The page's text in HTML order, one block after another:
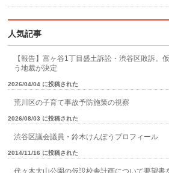
人気記事
【報告】富ヶ谷1丁目盛土訴訟・渋谷区敗訴。
う地裁が決定
2026/04/04 に投稿された
荒川区の子育て事故予防施策の視察
2026/08/03 に投稿された
渋谷区議会議員・鈴木けんぽうプロフィール
2014/11/16 に投稿された
代々木大山公園の仮設校舎計画について要望書